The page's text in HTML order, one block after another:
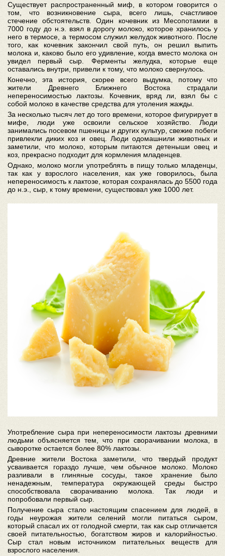
Существует распространенный миф, в котором говорится о
том, что возникновение сыра, всего лишь, счастливое
стечение обстоятельств. Один кочевник из Месопотамии в
7000 году до н.э. взял в дорогу молоко, которое хранилось у
него в термосе, а термосом служил желудок животного. После
того, как кочевник закончил свой путь, он решил выпить
молока и, каково было его удивление, когда вместо молока он
увидел первый сыр. Ферменты желудка, которые еще
оставались внутри, привели к тому, что молоко свернулось.
Конечно, эта история, скорее всего выдумка, потому что
жители Древнего Ближнего Востока страдали
непереносимостью лактозы. Кочевник, вряд ли, взял бы с
собой молоко в качестве средства для утоления жажды.
За несколько тысяч лет до того времени, которое фигурирует в
мифе, люди уже освоили сельское хозяйство. Люди
занимались посевом пшеницы и других культур, свежие побеги
привлекли диких коз и овец. Люди одомашнили животных и
заметили, что молоко, которым питаются детеныши овец и
коз, прекрасно подходит для кормления младенцев.
Однако, молоко могли употреблять в пищу только младенцы,
так как у взрослого населения, как уже говорилось, была
непереносимость к лактозе, которая сохранялась до 5500 года
до н.э., сыр, к тому времени, существовал уже 1000 лет.
Употребление сыра при непереносимости лактозы древними
людьми объясняется тем, что при сворачивании молока, в
сыворотке остается более 80% лактозы.
Древние жители Востока заметили, что твердый продукт
усваивается гораздо лучше, чем обычное молоко. Молоко
разливали в глиняные сосуды, такое хранение было
ненадежным, температура окружающей среды быстро
способствовала сворачиванию молока. Так люди и
попробовали первый сыр.
Получение сыра стало настоящим спасением для людей, в
годы неурожая жители селений могли питаться сыром,
который спасал их от голодной смерти, так как сыр отличается
своей питательностью, богатством жиров и калорийностью.
Сыр стал новым источником питательных веществ для
взрослого населения.